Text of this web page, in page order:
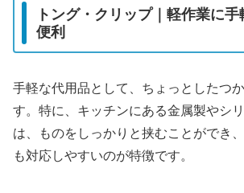
トング・クリップ｜軽作業に
便利
手軽な代用品として、ちょっとしたつ
す。特に、キッチンにある金属製やシ
は、ものをしっかりと挟むことができ
も対応しやすいのが特徴です。